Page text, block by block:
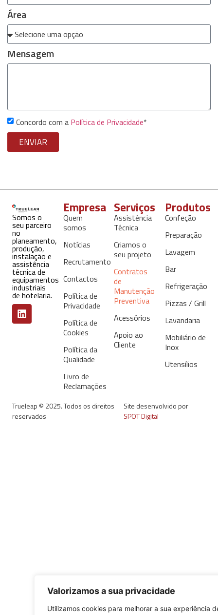
Valorizamos a sua privacidade
Utilizamos cookies para melhorar a sua experiência
Área
Mensagem
Concordo com a Política de Privacidade*
ENVIAR
Somos o
seu parceiro
no
planeamento,
produção,
instalação e
assistência
técnica de
equipamentos
industriais
de hotelaria.
Empresa
Quem
somos
Notícias
Recrutamento
Contactos
Política de
Privacidade
Política de
Cookies
Política da
Qualidade
Livro de
Reclamações
Serviços
Assistência
Técnica
Criamos o
seu projeto
Contratos
de
Manutenção
Preventiva
Acessórios
Apoio ao
Cliente
Produtos
Confeção
Preparação
Lavagem
Bar
Refrigeração
Pizzas / Grill
Lavandaria
Mobiliário de
Inox
Utensílios
Trueleap © 2025. Todos os direitos
reservados
Site desenvolvido por
SPOT Digital